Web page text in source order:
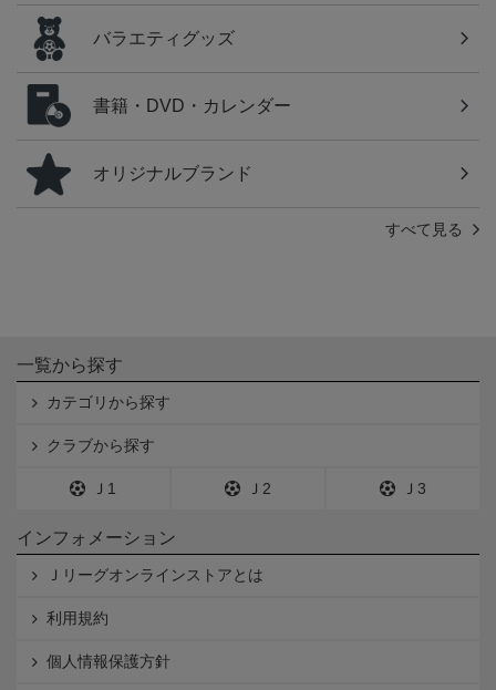
バラエティグッズ
書籍・DVD・カレンダー
オリジナルブランド
すべて見る
一覧から探す
カテゴリから探す
クラブから探す
Ｊ1 Ｊ2 Ｊ3
インフォメーション
Ｊリーグオンラインストアとは
利用規約
個人情報保護方針